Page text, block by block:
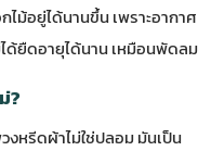
ไม้อยู่ได้นานขึ้น เพราะอากาศ
ด้ยืดอายุได้นาน เหมือนพัดลม
?
งหรีดผ้าไม่ใช่ปลอม มันเป็น